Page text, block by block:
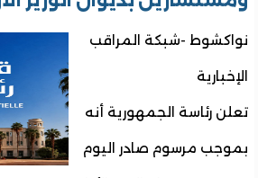
نواكشوط -شبكة المراقب
الإخبارية
تعلن رئاسة الجمهورية أنه
بموجب مرسوم صادر اليوم